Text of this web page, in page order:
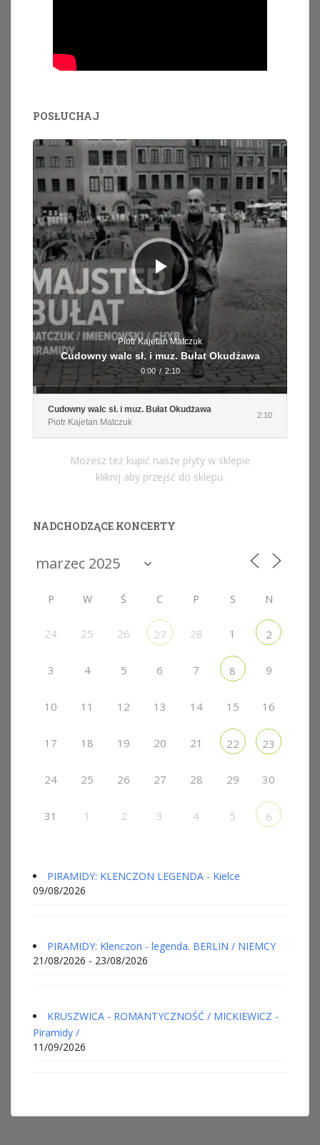
POSŁUCHAJ
Odtwarzacz
dźwiękowych
Piotr Kajetan Matczuk
Cudowny walc sł. i muz. Bułat Okudżawa
0:00 / 2:10
Cudowny walc sł. i muz. Bułat Okudżawa
Piotr Kajetan Matczuk
2:10
Możesz też kupić nasze płyty w sklepie
kliknij aby przejść do sklepu.
NADCHODZĄCE KONCERTY
P W Ś C P S N
24 25 26 27 28 1 2
3 4 5 6 7 8 9
10 11 12 13 14 15 16
17 18 19 20 21 22 23
24 25 26 27 28 29 30
31 1 2 3 4 5 6
PIRAMIDY: KLENCZON LEGENDA - Kielce
09/08/2026
PIRAMIDY: Klenczon - legenda. BERLIN / NIEMCY
21/08/2026 - 23/08/2026
KRUSZWICA - ROMANTYCZNOŚĆ / MICKIEWICZ -
Piramidy /
11/09/2026